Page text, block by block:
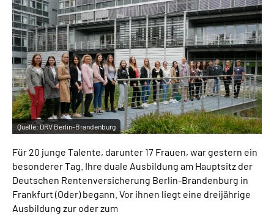
Online-Services
Inhalte in Gebärdensprache (DGS)
Leichte Sprache
Suche
Mein Kundenportal
Quelle:DRV Berlin-Brandenburg
Für 20 junge Talente, darunter 17 Frauen, war gestern ein
besonderer Tag. Ihre duale Ausbildung am Hauptsitz der
Deutschen Rentenversicherung Berlin-Branden­burg in
Frankfurt (Oder) begann. Vor ihnen liegt eine dreijährige
Ausbildung zur oder zum